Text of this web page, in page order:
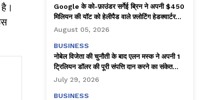
Google के को-फ़ाउंडर सर्गेई ब्रिन ने अपनी $450
मिलियन की यॉट को हेलीपैड वाले फ़्लोटिंग हेडक्वार्टर
(चलते-फिरते ऑफ़िस) में बदल दिया है।
August 05, 2026
BUSINESS
नोबेल विजेता की चुनौती के बाद एलन मस्क ने अपनी 1
ट्रिलियन डॉलर की पूरी संपत्ति दान करने का संकेत
दिया!
July 29, 2026
BUSINESS